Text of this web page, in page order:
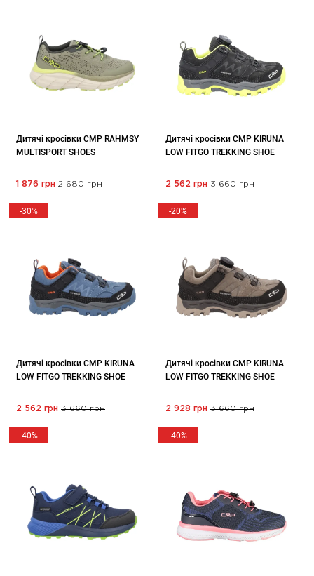
Дитячі кросівки CMP RAHMSY
MULTISPORT SHOES
1 876 грн 2 680 грн
Дитячі кросівки CMP KIRUNA
LOW FITGO TREKKING SHOE
2 562 грн 3 660 грн
-30%
Дитячі кросівки CMP KIRUNA
LOW FITGO TREKKING SHOE
2 562 грн 3 660 грн
-20%
Дитячі кросівки CMP KIRUNA
LOW FITGO TREKKING SHOE
2 928 грн 3 660 грн
-40% -40%